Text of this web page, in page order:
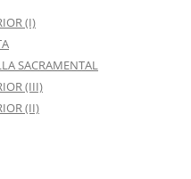
(I)
SACRAMENTAL
(III)
(II)